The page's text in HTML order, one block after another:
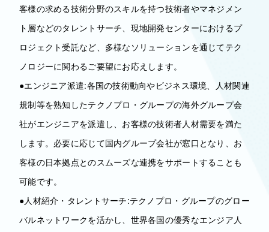
客様の求める技術分野のスキルを持つ技術者やマネジメン
ト層などのタレントサーチ、現地開発センターにおけるプ
ロジェクト受託など、多様なソリューションを通じてテク
ノロジーに関わるご要望にお応えします。
●エンジニア派遣:各国の技術動向やビジネス環境、人材関連
規制等を熟知したテクノプロ・グループの海外グループ会
社がエンジニアを派遣し、お客様の技術者人材需要を満た
します。必要に応じて国内グループ会社が窓口となり、お
客様の日本拠点とのスムーズな連携をサポートすることも
可能です。
●人材紹介・タレントサーチ:テクノプロ・グループのグロー
バルネットワークを活かし、世界各国の優秀なエンジア人